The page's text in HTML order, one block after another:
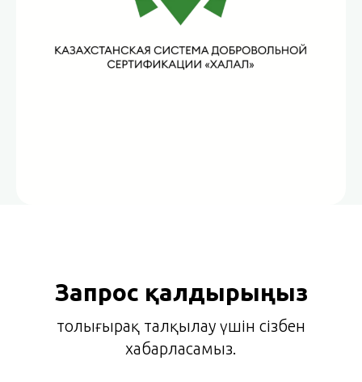
Запрос қалдырыңыз
толығырақ талқылау үшін сізбен
хабарласамыз.